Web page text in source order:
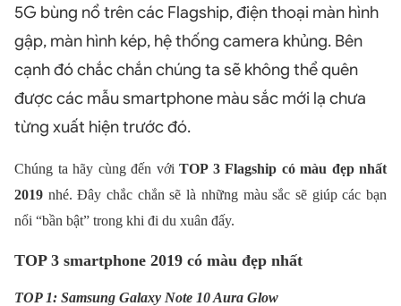
5G bùng nổ trên các Flagship, điện thoại màn hình
gập, màn hình kép, hệ thống camera khủng. Bên
cạnh đó chắc chắn chúng ta sẽ không thể quên
được các mẫu smartphone màu sắc mới lạ chưa
từng xuất hiện trước đó.
Chúng ta hãy cùng đến với TOP 3 Flagship có màu đẹp nhất
2019 nhé. Đây chắc chắn sẽ là những màu sắc sẽ giúp các bạn
nổi “bần bật” trong khi đi du xuân đấy.
TOP 3 smartphone 2019 có màu đẹp nhất
TOP 1: Samsung Galaxy Note 10 Aura Glow